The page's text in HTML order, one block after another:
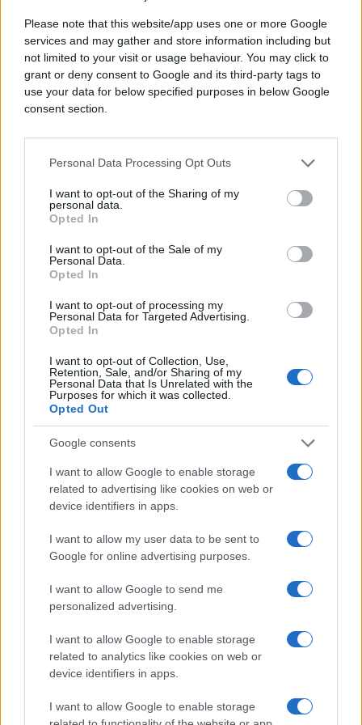
Please note that this website/app uses one or more Google
services and may gather and store information including but
not limited to your visit or usage behaviour. You may click to
grant or deny consent to Google and its third-party tags to
use your data for below specified purposes in below Google
consent section.
Personal Data Processing Opt Outs
I want to opt-out of the Sharing of my
personal data.
Opted In
I want to opt-out of the Sale of my
Personal Data.
Opted In
I want to opt-out of processing my
Personal Data for Targeted Advertising.
Opted In
I want to opt-out of Collection, Use,
Retention, Sale, and/or Sharing of my
Personal Data that Is Unrelated with the
Purposes for which it was collected.
Opted Out
Google consents
I want to allow Google to enable storage
related to advertising like cookies on web or
device identifiers in apps.
I want to allow my user data to be sent to
Google for online advertising purposes.
I want to allow Google to send me
personalized advertising.
I want to allow Google to enable storage
related to analytics like cookies on web or
device identifiers in apps.
I want to allow Google to enable storage
situaciju i dok god je nisam prihvatila, bila sam u
teškoj depresiji. Malo po malo, počela sam raditi
jednu po jednu stvar i prihvatati sebe takvu kakva
jesam. Eto, prva stvar koju sam uspjela uraditi je da
zapalim cigaretu. Danas sam se u potpunosti
navikla i nemam komplekse".
A kako je biti osoba sa invaliditetom u BiH, te da li
je nailazila na diskriminaciju i situacije kada nije
Rekla nam je da, iako se prava osoba sa
puno takvih situacija. Prisjetila se kako joj je ranije,
pri pokušaju da uveze automobil uz poreske
pravo, rečeno da ne može da ostvari to pravo jer
„ima noge”.
Ipak, situacija je danas drugačija, prije svega jer se
Bobana u međuvremenu sretno udala, a prije četiri
mjeseca postala i majka jednog dječaka, piše Buka.
“Prije nego što sam ostala u drugom stanju, sve